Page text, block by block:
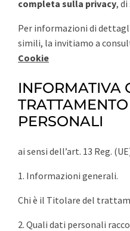
completa sulla privacy,
Per informazioni di
simili, la invitiamo a
Cookie
INFORMATIVA
PERSONALI
ai sensi dell’art. 13 Reg.
1. Informazioni generali.
Chi è il Titolare del
2. Quali dati personali